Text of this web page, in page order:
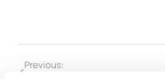
Previous: